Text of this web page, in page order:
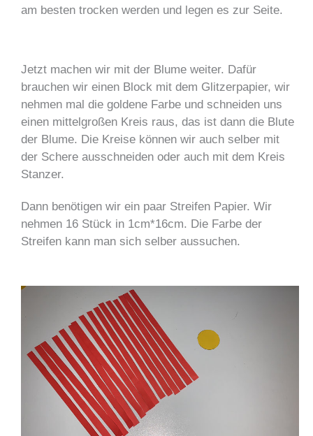
am besten trocken werden und legen es zur Seite.
Jetzt machen wir mit der Blume weiter. Dafür
brauchen wir einen Block mit dem Glitzerpapier, wir
nehmen mal die goldene Farbe und schneiden uns
einen mittelgroßen Kreis raus, das ist dann die Blute
der Blume. Die Kreise können wir auch selber mit
der Schere ausschneiden oder auch mit dem Kreis
Stanzer.
Dann benötigen wir ein paar Streifen Papier. Wir
nehmen 16 Stück in 1cm*16cm. Die Farbe der
Streifen kann man sich selber aussuchen.